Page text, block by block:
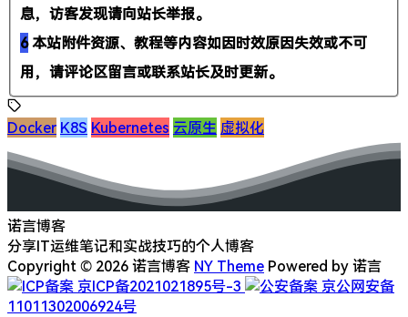
息，访客发现请向站长举报。
6本站附件资源、教程等内容如因时效原因失效或不可
用，请评论区留言或联系站长及时更新。
Docker K8S Kubernetes 云原生 虚拟化
诺言博客
分享IT运维笔记和实战技巧的个人博客
Copyright © 2026 诺言博客 NY Theme Powered by 诺言
京ICP备2021021895号-3
京公网安备
11011302006924号